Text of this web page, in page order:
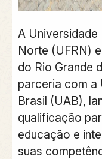
A Universidade
Norte (UFRN)
do Rio Grande
parceria com a
Brasil (UAB),
qualificação
educação e
suas